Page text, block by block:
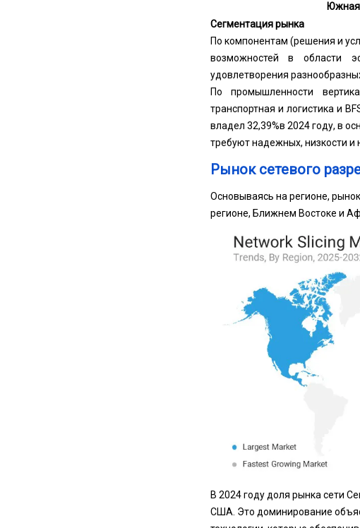
Сегментация рынка
По компонентам (решения и
возможностей в области
удовлетворения
По промышленности
транспортная и логистика и
владел 32,39%в 2024 году, в
требуют надежных, низкости и
Рынок сетевого
Основываясь на регионе,
регионе, Ближнем Востоке и
В 2024 году доля рынка сети
США. Это доминирование